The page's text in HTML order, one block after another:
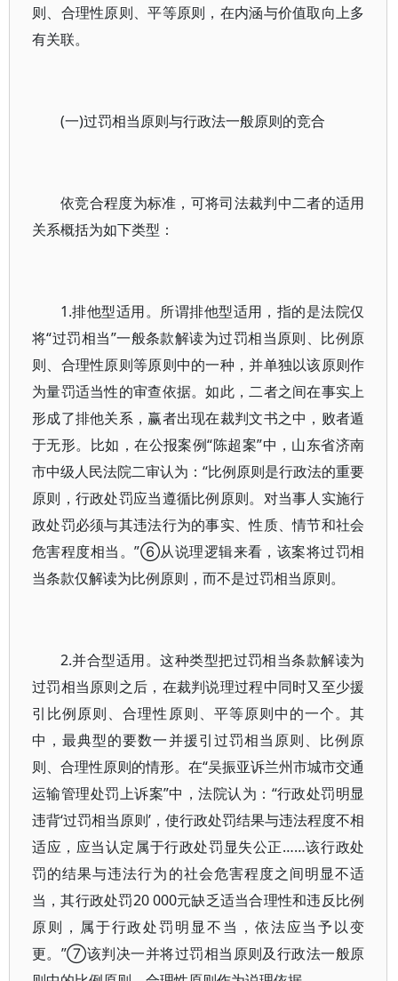
则、合理性原则、平等原则，在内涵与价值取向上多
有关联。
(一)过罚相当原则与行政法一般原则的竞合
依竞合程度为标准，可将司法裁判中二者的适用
关系概括为如下类型：
1.排他型适用。所谓排他型适用，指的是法院仅
将“过罚相当”一般条款解读为过罚相当原则、比例原
则、合理性原则等原则中的一种，并单独以该原则作
为量罚适当性的审查依据。如此，二者之间在事实上
形成了排他关系，赢者出现在裁判文书之中，败者遁
于无形。比如，在公报案例“陈超案”中，山东省济南
市中级人民法院二审认为：“比例原则是行政法的重要
原则，行政处罚应当遵循比例原则。对当事人实施行
政处罚必须与其违法行为的事实、性质、情节和社会
危害程度相当。”⑥从说理逻辑来看，该案将过罚相
当条款仅解读为比例原则，而不是过罚相当原则。
2.并合型适用。这种类型把过罚相当条款解读为
过罚相当原则之后，在裁判说理过程中同时又至少援
引比例原则、合理性原则、平等原则中的一个。其
中，最典型的要数一并援引过罚相当原则、比例原
则、合理性原则的情形。在“吴振亚诉兰州市城市交通
运输管理处罚上诉案”中，法院认为：“行政处罚明显
违背‘过罚相当原则’，使行政处罚结果与违法程度不相
适应，应当认定属于行政处罚显失公正……该行政处
罚的结果与违法行为的社会危害程度之间明显不适
当，其行政处罚20 000元缺乏适当合理性和违反比例
原则，属于行政处罚明显不当，依法应当予以变
更。”⑦该判决一并将过罚相当原则及行政法一般原